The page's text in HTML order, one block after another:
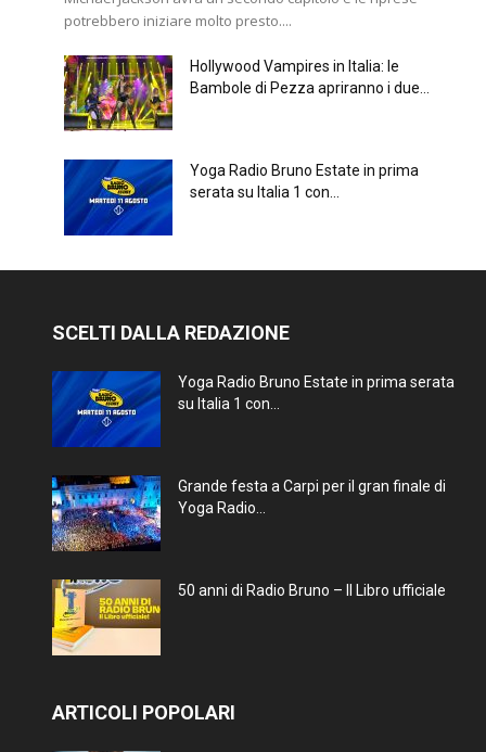
potrebbero iniziare molto presto....
Hollywood Vampires in Italia: le
Bambole di Pezza apriranno i due...
Yoga Radio Bruno Estate in prima
serata su Italia 1 con...
SCELTI DALLA REDAZIONE
Yoga Radio Bruno Estate in prima serata
su Italia 1 con...
Grande festa a Carpi per il gran finale di
Yoga Radio...
50 anni di Radio Bruno – Il Libro ufficiale
ARTICOLI POPOLARI